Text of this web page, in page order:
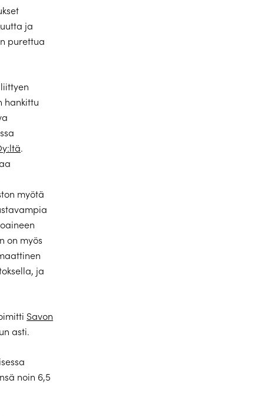
ja
purettua
hankittu
.
myötä
on myös
ja
Savon
asti.
noin 6,5